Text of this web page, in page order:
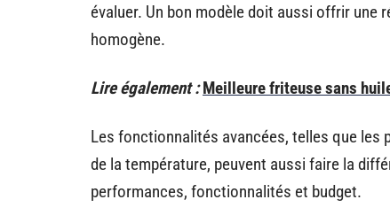
évaluer. Un bon modèle doit aussi offrir une
homogène.
Lire également : Meilleure friteuse sans
Les fonctionnalités avancées, telles que les
de la température, peuvent aussi faire la
performances, fonctionnalités et budget.